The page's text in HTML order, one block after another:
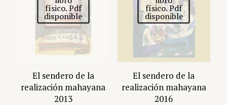
físico. Pdf
disponible
El sendero de la
realización mahayana
2013
físico. Pdf
disponible
El sendero de la
realización mahayana
2016